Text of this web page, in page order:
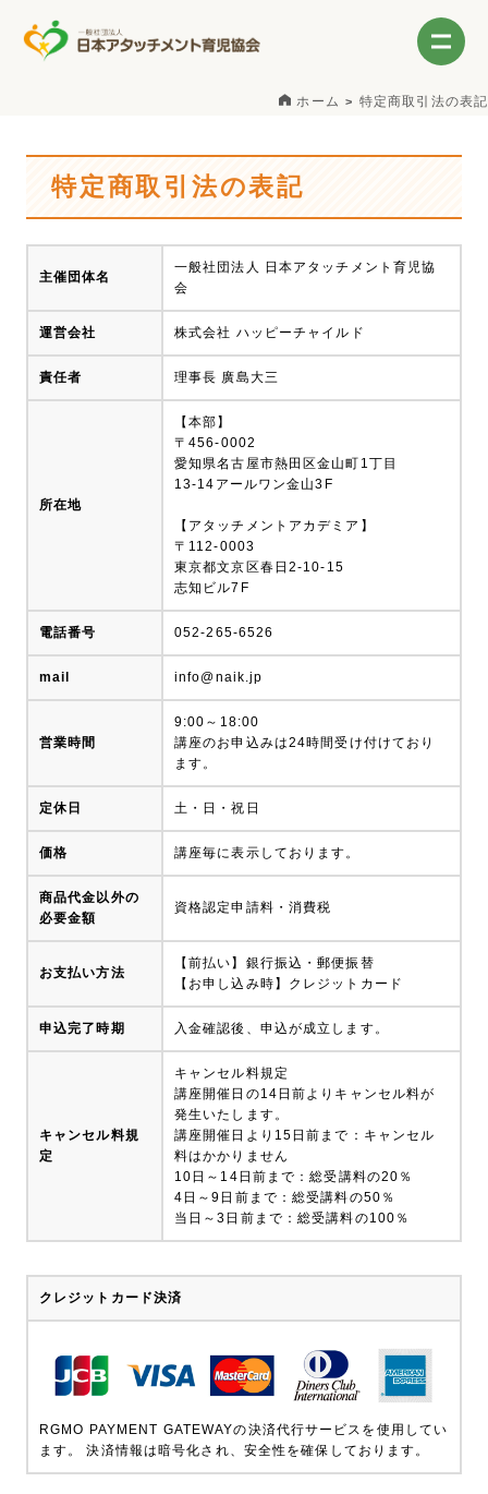
ホーム 特定商取引法の表記
特定商取引法の表記
主催団体名
一般社団法人 日本アタッチメント育児協
会
運営会社 株式会社 ハッピーチャイルド
責任者 理事長 廣島大三
所在地
【本部】
〒456-0002
愛知県名古屋市熱田区金山町1丁目
13-14アールワン金山3F
【アタッチメントアカデミア】
〒112-0003
東京都文京区春日2-10-15
志知ビル7F
電話番号 052-265-6526
mail info@naik.jp
営業時間
9:00～18:00
講座のお申込みは24時間受け付けており
ます。
定休日 土・日・祝日
価格 講座毎に表示しております。
商品代金以外の
必要金額
資格認定申請料・消費税
お支払い方法
【前払い】銀行振込・郵便振替
【お申し込み時】クレジットカード
申込完了時期 入金確認後、申込が成立します。
キャンセル料規
定
キャンセル料規定
講座開催日の14日前よりキャンセル料が
発生いたします。
講座開催日より15日前まで：キャンセル
料はかかりません
10日～14日前まで：総受講料の20％
4日～9日前まで：総受講料の50％
当日～3日前まで：総受講料の100％
クレジットカード決済
RGMO PAYMENT GATEWAYの決済代行サービスを使用してい
ます。 決済情報は暗号化され、安全性を確保しております。